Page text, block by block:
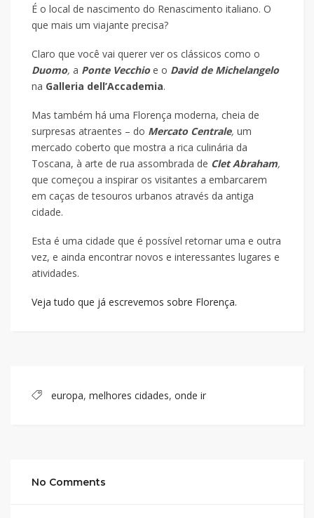
É o local de nascimento do Renascimento italiano. O
que mais um viajante precisa?
Claro que você vai querer ver os clássicos como o
Duomo, a Ponte Vecchio e o David de Michelangelo
na Galleria dell’Accademia.
Mas também há uma Florença moderna, cheia de
surpresas atraentes – do Mercato Centrale, um
mercado coberto que mostra a rica culinária da
Toscana, à arte de rua assombrada de Clet Abraham,
que começou a inspirar os visitantes a embarcarem
em caças de tesouros urbanos através da antiga
cidade.
Esta é uma cidade que é possível retornar uma e outra
vez, e ainda encontrar novos e interessantes lugares e
atividades.
Veja tudo que já escrevemos sobre Florença.
europa, melhores cidades, onde ir
No Comments